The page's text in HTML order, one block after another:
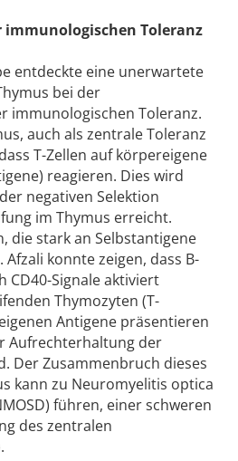
immunologischen Toleranz
entdeckte eine unerwartete
bei der
immunologischen Toleranz.
auch als zentrale Toleranz
T-Zellen auf körpereigene
reagieren. Dies wird
negativen Selektion
im Thymus erreicht.
die stark an Selbstantigene
konnte zeigen, dass B-
CD40-Signale aktiviert
Thymozyten (T-
Antigene präsentieren
Aufrechterhaltung der
Der Zusammenbruch dieses
kann zu Neuromyelitis optica
führen, einer schweren
des zentralen